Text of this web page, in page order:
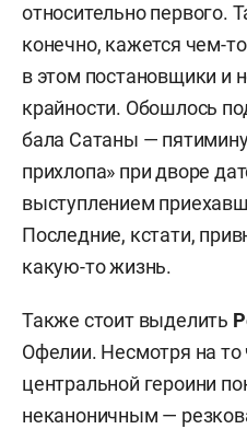
относительно первого.
конечно, кажется чем-
в этом постановщики и
крайности. Обошлось
бала Сатаны —
прихлопа» при дворе
выступлением
Последние, кстати,
какую-то жизнь.
Также стоит выделить
Офелии. Несмотря на то
центральной героини
неканоничным —